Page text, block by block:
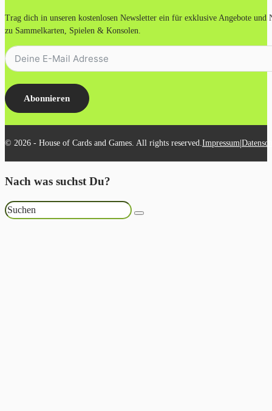
Trag dich in unseren kostenlosen Newsletter ein für exklusive Angebote und
zu Sammelkarten, Spielen & Konsolen.
Abonnieren
© 2026 - House of Cards and Games. All rights reserved.Impressum|
Nach was suchst Du?
Suchen